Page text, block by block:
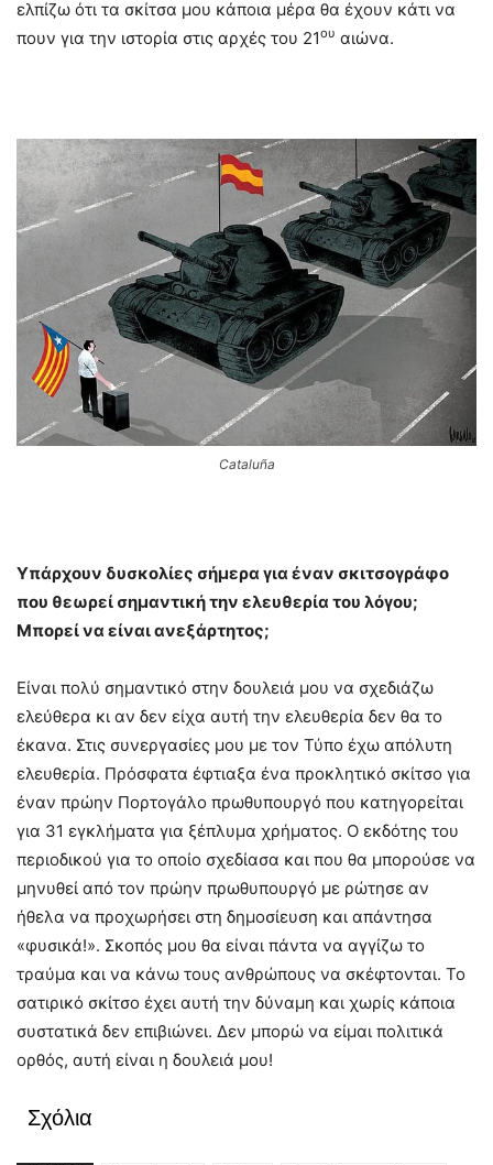
ελπίζω ότι τα σκίτσα μου κάποια μέρα θα έχουν κάτι να
πουν για την ιστορία στις αρχές του 21ου αιώνα.
Cataluña
Υπάρχουν δυσκολίες σήμερα για έναν σκιτσογράφο
που θεωρεί σημαντική την ελευθερία του λόγου;
Μπορεί να είναι ανεξάρτητος;
Είναι πολύ σημαντικό στην δουλειά μου να σχεδιάζω
ελεύθερα κι αν δεν είχα αυτή την ελευθερία δεν θα το
έκανα. Στις συνεργασίες μου με τον Τύπο έχω απόλυτη
ελευθερία. Πρόσφατα έφτιαξα ένα προκλητικό σκίτσο για
έναν πρώην Πορτογάλο πρωθυπουργό που κατηγορείται
για 31 εγκλήματα για ξέπλυμα χρήματος. Ο εκδότης του
περιοδικού για το οποίο σχεδίασα και που θα μπορούσε να
μηνυθεί από τον πρώην πρωθυπουργό με ρώτησε αν
ήθελα να προχωρήσει στη δημοσίευση και απάντησα
«φυσικά!». Σκοπός μου θα είναι πάντα να αγγίζω το
τραύμα και να κάνω τους ανθρώπους να σκέφτονται. Το
σατιρικό σκίτσο έχει αυτή την δύναμη και χωρίς κάποια
συστατικά δεν επιβιώνει. Δεν μπορώ να είμαι πολιτικά
ορθός, αυτή είναι η δουλειά μου!
Σχόλια